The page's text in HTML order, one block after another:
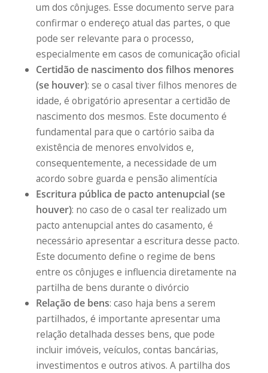
um dos cônjuges. Esse documento serve para
confirmar o endereço atual das partes, o que
pode ser relevante para o processo,
especialmente em casos de comunicação oficial
Certidão de nascimento dos filhos menores
(se houver): se o casal tiver filhos menores de
idade, é obrigatório apresentar a certidão de
nascimento dos mesmos. Este documento é
fundamental para que o cartório saiba da
existência de menores envolvidos e,
consequentemente, a necessidade de um
acordo sobre guarda e pensão alimentícia
Escritura pública de pacto antenupcial (se
houver): no caso de o casal ter realizado um
pacto antenupcial antes do casamento, é
necessário apresentar a escritura desse pacto.
Este documento define o regime de bens
entre os cônjuges e influencia diretamente na
partilha de bens durante o divórcio
Relação de bens: caso haja bens a serem
partilhados, é importante apresentar uma
relação detalhada desses bens, que pode
incluir imóveis, veículos, contas bancárias,
investimentos e outros ativos. A partilha dos